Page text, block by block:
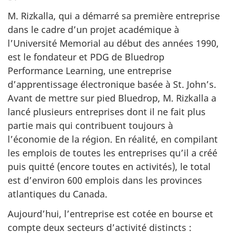
M. Rizkalla, qui a démarré sa première entreprise
dans le cadre d’un projet académique à
l’Université Memorial au début des années 1990,
est le fondateur et PDG de Bluedrop
Performance Learning, une entreprise
d’apprentissage électronique basée à St. John’s.
Avant de mettre sur pied Bluedrop, M. Rizkalla a
lancé plusieurs entreprises dont il ne fait plus
partie mais qui contribuent toujours à
l’économie de la région. En réalité, en compilant
les emplois de toutes les entreprises qu’il a créé
puis quitté (encore toutes en activités), le total
est d’environ 600 emplois dans les provinces
atlantiques du Canada.
Aujourd’hui, l’entreprise est cotée en bourse et
compte deux secteurs d’activité distincts :